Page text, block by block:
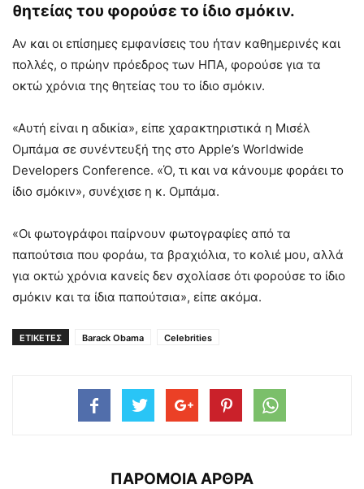
θητείας του φορούσε το ίδιο σμόκιν.
Αν και οι επίσημες εμφανίσεις του ήταν καθημερινές και
πολλές, ο πρώην πρόεδρος των ΗΠΑ, φορούσε για τα
οκτώ χρόνια της θητείας του το ίδιο σμόκιν.
«Αυτή είναι η αδικία», είπε χαρακτηριστικά η Μισέλ
Ομπάμα σε συνέντευξή της στο Apple’s Worldwide
Developers Conference. «Ό, τι και να κάνουμε φοράει το
ίδιο σμόκιν», συνέχισε η κ. Ομπάμα.
«Οι φωτογράφοι παίρνουν φωτογραφίες από τα
παπούτσια που φοράω, τα βραχιόλια, το κολιέ μου, αλλά
για οκτώ χρόνια κανείς δεν σχολίασε ότι φορούσε το ίδιο
σμόκιν και τα ίδια παπούτσια», είπε ακόμα.
ΕΤΙΚΕΤΕΣ Barack Obama Celebrities
ΠΑΡΟΜΟΙΑ ΑΡΘΡΑ